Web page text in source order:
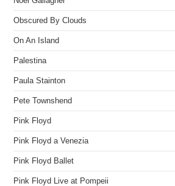
Obscured By Clouds
On An Island
Palestina
Paula Stainton
Pete Townshend
Pink Floyd
Pink Floyd a Venezia
Pink Floyd Ballet
Pink Floyd Live at Pompeii